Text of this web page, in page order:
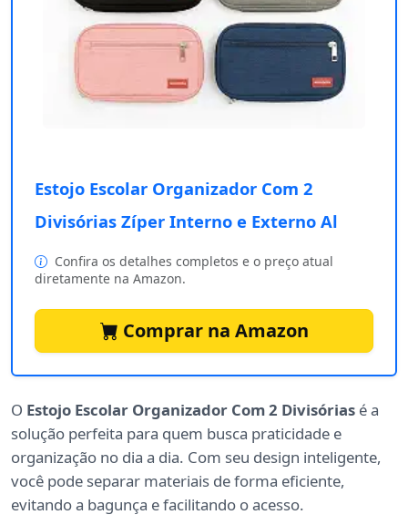
Estojo Escolar Organizador Com 2
Divisórias Zíper Interno e Externo Al
Confira os detalhes completos e o preço atual
diretamente na Amazon.
Comprar na Amazon
O Estojo Escolar Organizador Com 2 Divisórias é a
solução perfeita para quem busca praticidade e
organização no dia a dia. Com seu design inteligente,
você pode separar materiais de forma eficiente,
evitando a bagunça e facilitando o acesso.